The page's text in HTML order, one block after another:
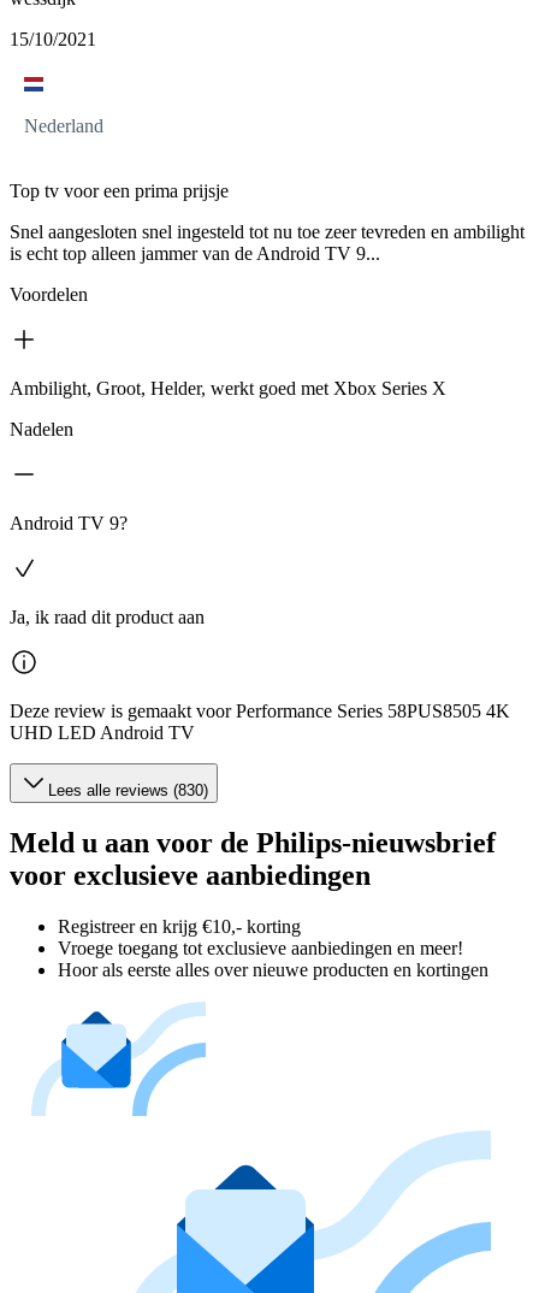
15/10/2021
Nederland
Top tv voor een prima prijsje
Snel aangesloten snel ingesteld tot nu toe zeer tevreden en ambilight
is echt top alleen jammer van de Android TV 9...
Voordelen
Ambilight, Groot, Helder, werkt goed met Xbox Series X
Nadelen
Android TV 9?
Ja, ik raad dit product aan
Deze review is gemaakt voor Performance Series 58PUS8505 4K
UHD LED Android TV
Lees alle reviews (830)
Meld u aan voor de Philips-nieuwsbrief
voor exclusieve aanbiedingen
Registreer en krijg €10,- korting
Vroege toegang tot exclusieve aanbiedingen en meer!
Hoor als eerste alles over nieuwe producten en kortingen